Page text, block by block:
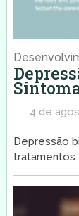
4 de
Depressão
tratamentos